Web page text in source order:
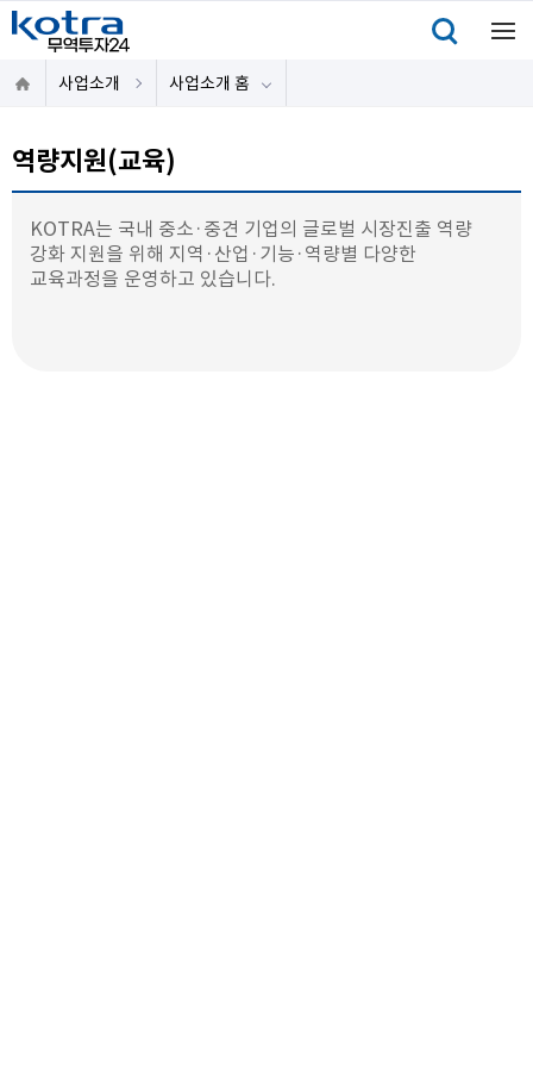
사업소개 사업소개 홈
역량지원(교육)
KOTRA는 국내 중소·중견 기업의 글로벌 시장진출 역량
강화 지원을 위해 지역·산업·기능·역량별 다양한
교육과정을 운영하고 있습니다.